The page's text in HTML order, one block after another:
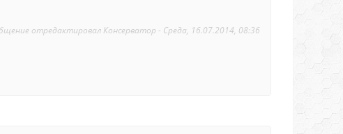
отредактировал Консерватор - Среда, 16.07.2014, 08:36